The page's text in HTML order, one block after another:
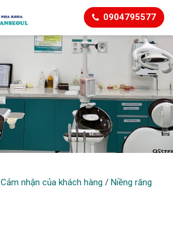
0904795577
Cảm nhận của khách hàng / Niềng răng